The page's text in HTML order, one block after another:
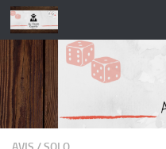
Skip to content